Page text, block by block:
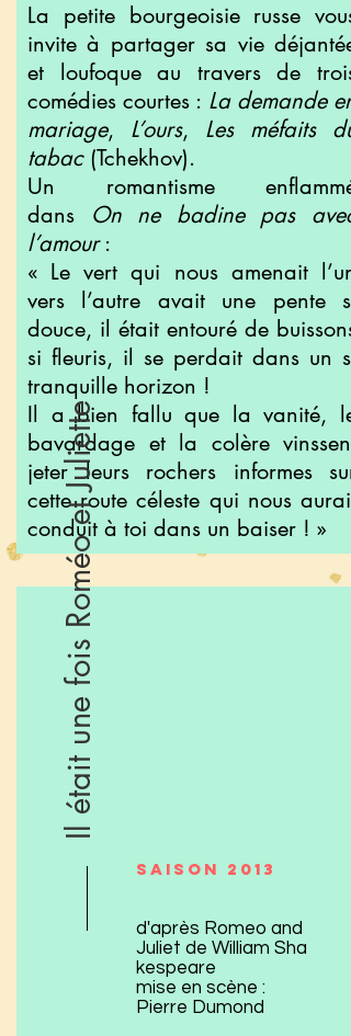
La petite bourgeoisie russe vous
invite à partager sa vie déjantée
et loufoque au travers de trois
comédies courtes : La demande en
mariage, L’ours, Les méfaits du
tabac(Tchekhov).
Un romantisme enflammé
dans On ne badine pas avec
l’amour:
« Le vert qui nous amenait l’un
vers l’autre avait une pente si
douce, il était entouré de buissons
si fleuris, il se perdait dans un si
tranquille horizon !
Il a bien fallu que la vanité, le
bavardage et la colère vinssent
jeter leurs rochers informes sur
cette route céleste qui nous aurait
conduit à toi dans un baiser ! »
Il était une fois Roméo et Juliette
Saison 2013
d'après Romeo and
Juliet de William Sha
kespeare
mise en scène :
Pierre Dumond